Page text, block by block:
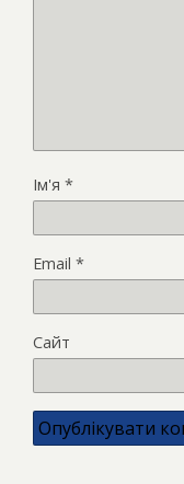
Ім'я *
Email *
Сайт